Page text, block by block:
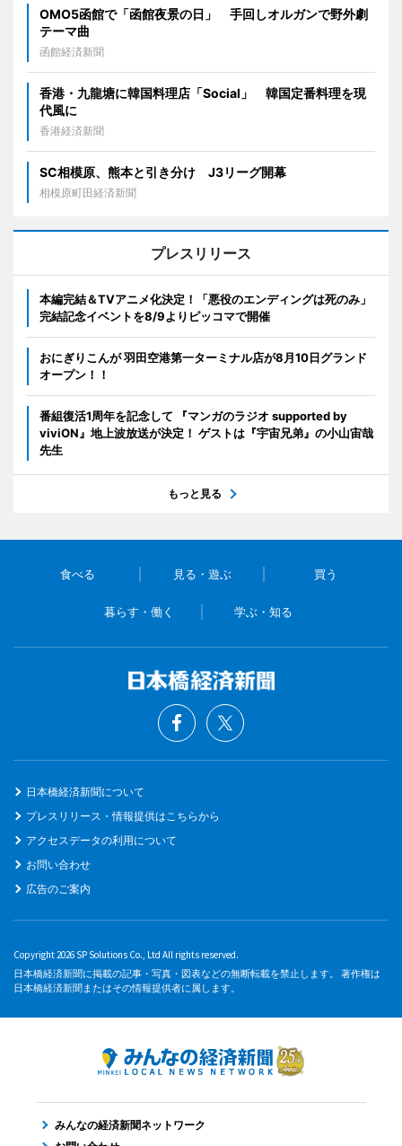
OMO5函館で「函館夜景の日」 手回しオルガンで野外劇
テーマ曲
函館経済新聞
香港・九龍塘に韓国料理店「Social」 韓国定番料理を現
代風に
香港経済新聞
SC相模原、熊本と引き分け J3リーグ開幕
相模原町田経済新聞
プレスリリース
本編完結＆TVアニメ化決定！「悪役のエンディングは死のみ」
完結記念イベントを8/9よりピッコマで開催
おにぎりこんが 羽田空港第一ターミナル店が8月10日グランド
オープン！！
番組復活1周年を記念して 『マンガのラジオ supported by
viviON』地上波放送が決定！ ゲストは『宇宙兄弟』の小山宙哉
先生
もっと見る
食べる 見る・遊ぶ 買う
暮らす・働く 学ぶ・知る
日本橋経済新聞について
プレスリリース・情報提供はこちらから
アクセスデータの利用について
お問い合わせ
広告のご案内
Copyright 2026 SP Solutions Co., Ltd All rights reserved.
日本橋経済新聞に掲載の記事・写真・図表などの無断転載を禁止します。 著作権は
日本橋経済新聞またはその情報提供者に属します。
みんなの経済新聞ネットワーク